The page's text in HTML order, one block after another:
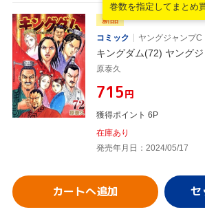
巻数を指定して まとめ
新品
コミック
ヤングジャンプC
キングダム(72) ヤング
原泰久
¥715円
獲得ポイント 6P
在庫あり
発売年月日：2024/05/17
カートへ追加